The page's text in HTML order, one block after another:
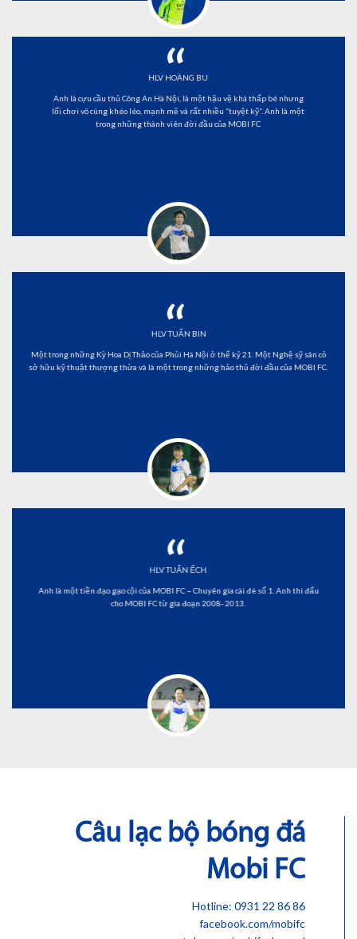
“
HLV HOÀNG BU
Anh là cựu cầu thủ Công An Hà Nội, là một hậu vệ khá thấp bé nhưng
lối chơi vô cùng khéo léo, mạnh mẽ và rất nhiều “tuyệt kỹ”. Anh là một
trong những thành viên đời đầu của MOBI FC
“
HLV TUẤN BIN
Một trong những Kỳ Hoa Dị Thảo của Phủi Hà Nội ở thế kỷ 21. Một Nghệ sỹ sân cỏ
sở hữu kỹ thuật thượng thừa và là một trong những hảo thủ đời đầu của MOBI FC.
“
HLV TUẤN ẾCH
Anh là một tiền đạo gạo cội của MOBI FC – Chuyên gia cài đè số 1. Anh thi đấu
cho MOBI FC từ gia đoạn 2008- 2013.
Câu lạc bộ bóng đá
Mobi FC
Hotline: 0931 22 86 86
facebook.com/mobifc